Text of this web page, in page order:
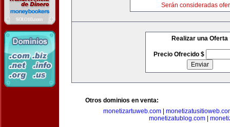
Serán consideradas
Realizar una Oferta
Precio Ofrecido $
Otros dominios en venta:
monetizartuweb.com|
monetizatublog.com|